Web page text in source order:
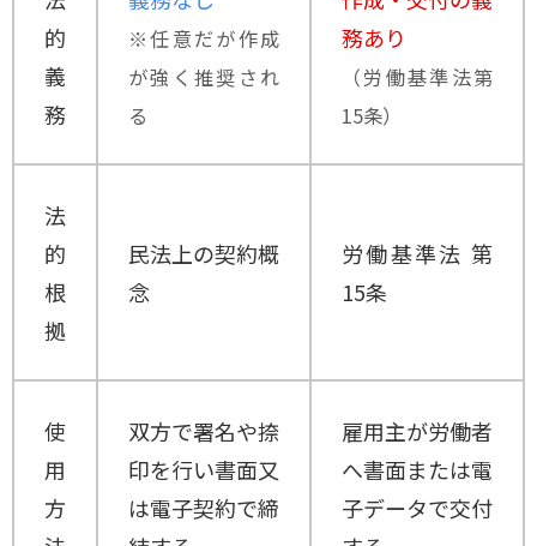
的
義
務
※任意だが作成
が強く推奨され
る
務あり
（労働基準法第
15条）
法
的
根
拠
民法上の契約概
念
労働基準法 第
15条
使
用
方
双方で署名や捺
印を行い書面又
は電子契約で締
雇用主が労働者
へ書面または電
子データで交付